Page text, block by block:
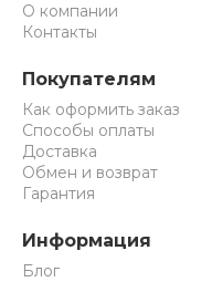
О компании
Контакты
Покупателям
Как оформить заказ
Способы оплаты
Доставка
Обмен и возврат
Гарантия
Информация
Блог